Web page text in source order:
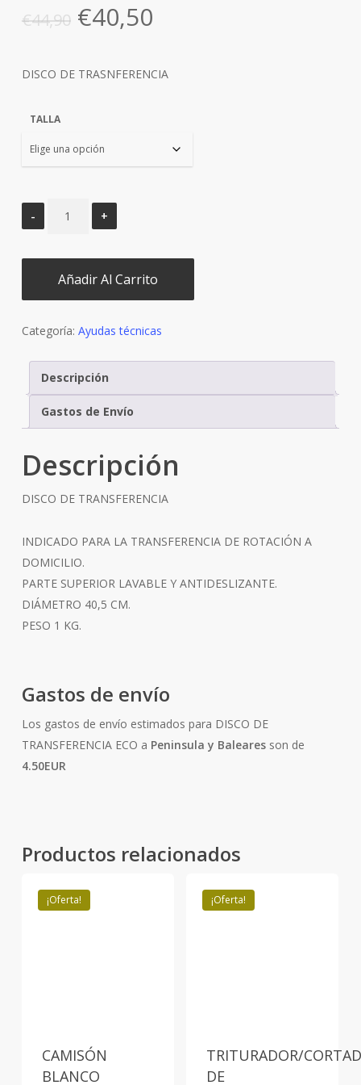
€44,90 El
precio
original
era:
€40,50El
actual
es:
DISCO DE TRASNFERENCIA
TALLA
Añadir Al Carrito
Categoría: Ayudas técnicas
Descripción
Gastos de Envío
Descripción
DISCO DE TRANSFERENCIA
INDICADO PARA LA TRANSFERENCIA DE ROTACIÓN A
DOMICILIO.
PARTE SUPERIOR LAVABLE Y ANTIDESLIZANTE.
DIÁMETRO 40,5 CM.
PESO 1 KG.
Gastos de envío
Los gastos de envío estimados para DISCO DE
TRANSFERENCIA ECO a Peninsula y Balearesson de
4.50EUR
Productos relacionados
¡Oferta!
CAMISÓN
BLANCO
¡Oferta!
TRITURADOR/
DE